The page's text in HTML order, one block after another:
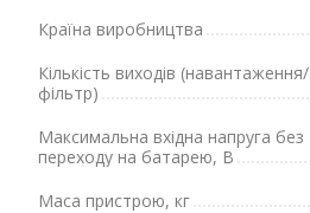
Країна виробництва
Кількість виходів (навантаження/
фільтр)
Максимальна вхідна напруга без
переходу на батарею, В
Маса пристрою, кг